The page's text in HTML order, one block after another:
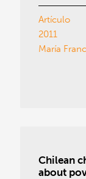
Artículo
2011
María
Chilean
about